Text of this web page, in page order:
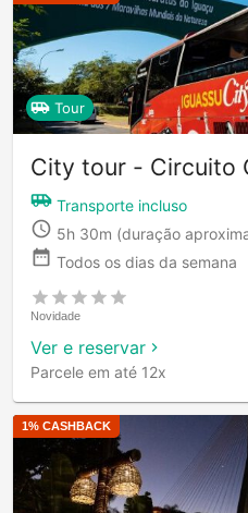
Tour
City tour - Circuito
Transporte incluso
5h 30m (duração
Todos os dias da semana
Novidade
Ver e reservar
Parcele em até 12x
1% CASHBACK